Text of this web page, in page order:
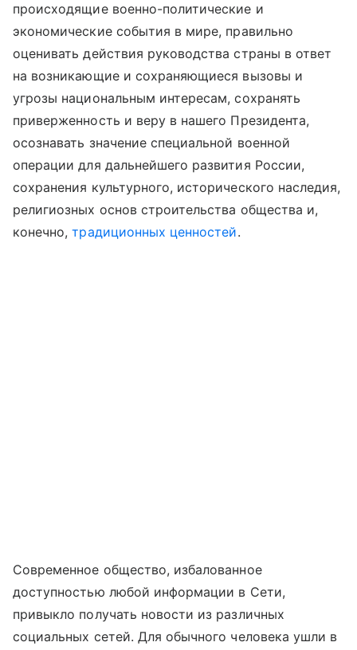
происходящие военно-политические и
экономические события в мире, правильно
оценивать действия руководства страны в ответ
на возникающие и сохраняющиеся вызовы и
угрозы национальным интересам, сохранять
приверженность и веру в нашего Президента,
осознавать значение специальной военной
операции для дальнейшего развития России,
сохранения культурного, исторического наследия,
религиозных основ строительства общества и,
конечно,традиционных ценностей.
Современное общество, избалованное
доступностью любой информации в Сети,
привыкло получать новости из различных
социальных сетей. Для обычного человека ушли в